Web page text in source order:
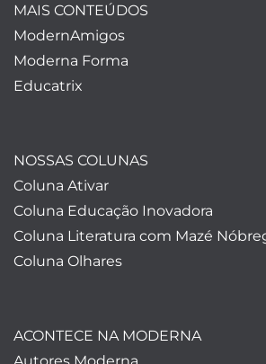
MAIS CONTEÚDOS
ModernAmigos
Moderna Forma
Educatrix
NOSSAS COLUNAS
Coluna Ativar
Coluna Educação Inovadora
Coluna Literatura com Mazé
Coluna Olhares
ACONTECE NA MODERNA